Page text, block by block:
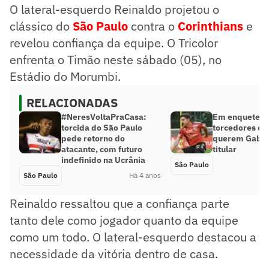
O lateral-esquerdo Reinaldo projetou o
clássico do São Paulo contra o Corinthians e
revelou confiança da equipe. O Tricolor
enfrenta o Timão neste sábado (05), no
Estádio do Morumbi.
RELACIONADAS
#NeresVoltaPraCasa:
torcida do São Paulo
pede retorno do
atacante, com futuro
indefinido na Ucrânia
São Paulo Há 4 anos
Em enquete
torcedores do
querem
titular
São Paulo
Reinaldo ressaltou que a confiança parte
tanto dele como jogador quanto da equipe
como um todo. O lateral-esquerdo destacou a
necessidade da vitória dentro de casa.